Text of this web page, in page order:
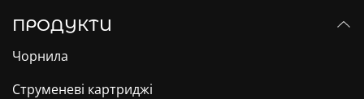
ПРОДУКТИ
Чорнила
Струменеві картриджі